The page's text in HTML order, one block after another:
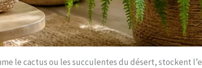
le cactus ou les succulentes du désert, stockent